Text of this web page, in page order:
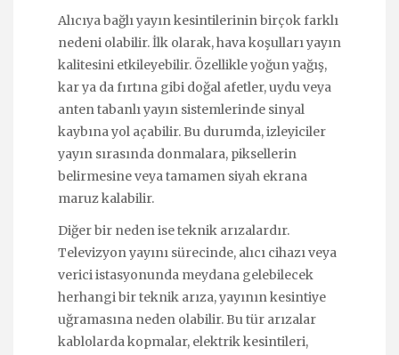
Alıcıya bağlı yayın kesintilerinin birçok farklı
nedeni olabilir. İlk olarak, hava koşulları yayın
kalitesini etkileyebilir. Özellikle yoğun yağış,
kar ya da fırtına gibi doğal afetler, uydu veya
anten tabanlı yayın sistemlerinde sinyal
kaybına yol açabilir. Bu durumda, izleyiciler
yayın sırasında donmalara, piksellerin
belirmesine veya tamamen siyah ekrana
maruz kalabilir.
Diğer bir neden ise teknik arızalardır.
Televizyon yayını sürecinde, alıcı cihazı veya
verici istasyonunda meydana gelebilecek
herhangi bir teknik arıza, yayının kesintiye
uğramasına neden olabilir. Bu tür arızalar
kablolarda kopmalar, elektrik kesintileri,